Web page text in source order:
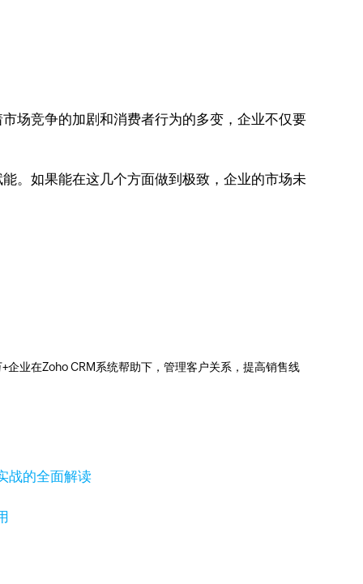
场竞争的加剧和消费者行为的多变，企业不仅要
。如果能在这几个方面做到极致，企业的市场未
业在Zoho CRM系统帮助下，管理客户关系，提高销售线
战的全面解读